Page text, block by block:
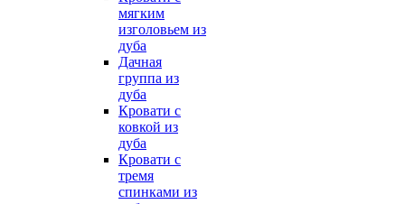
мягким
изголовьем из
дуба
Дачная
группа из
дуба
Кровати с
ковкой из
дуба
Кровати с
тремя
спинками из